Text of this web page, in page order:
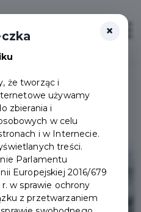
ofert na działalność
×
że tworząc i
używamy
zbierania i
w celu
i w Internecie.
treści.
Parlamentu
Europejskiej 2016/679
w sprawie ochrony
z przetwarzaniem